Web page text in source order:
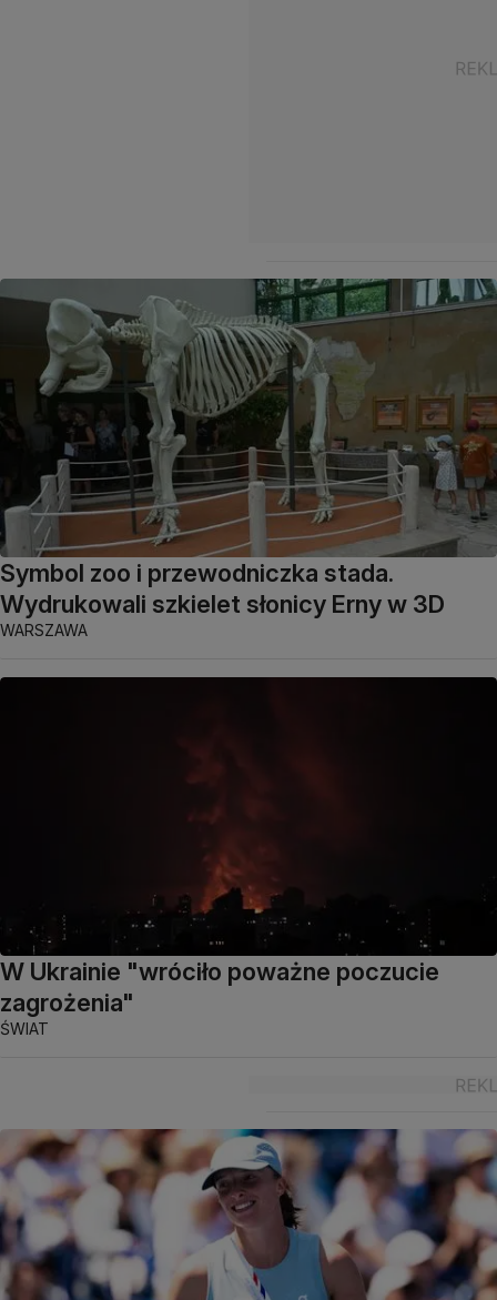
Symbol zoo i przewodniczka stada.
Wydrukowali szkielet słonicy Erny w 3D
WARSZAWA
W Ukrainie "wróciło poważne poczucie
zagrożenia"
ŚWIAT